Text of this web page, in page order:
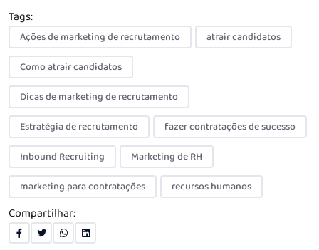
Tags:
Ações de marketing de recrutamento
atrair candidatos
Como atrair candidatos
Dicas de marketing de recrutamento
Estratégia de recrutamento
fazer contratações de sucesso
Inbound Recruiting
Marketing de RH
marketing para contratações
recursos humanos
Compartilhar: